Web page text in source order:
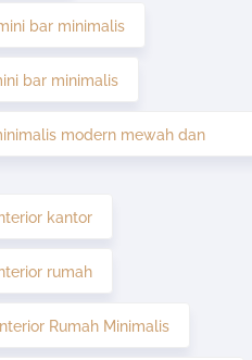
bar minimalis
bar minimalis
modern mewah dan
kantor
rumah
Rumah Minimalis